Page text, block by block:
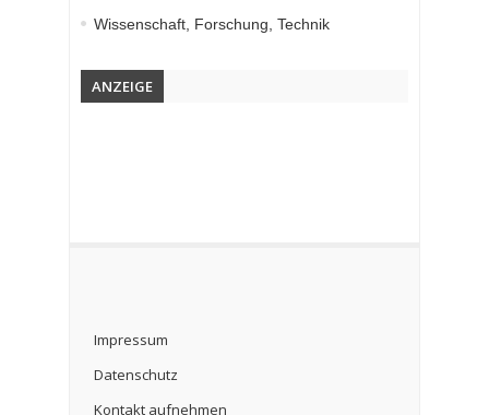
Wissenschaft, Forschung, Technik
ANZEIGE
Impressum
Datenschutz
Kontakt aufnehmen